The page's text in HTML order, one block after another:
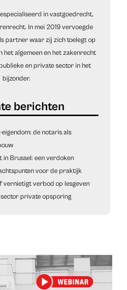
in vastgoedrecht,
In mei 2019 vervoegde
partner waar zij zich toelegt op
het algemeen en het zakenrecht
en private sector in het
bijzonder.
de notaris als
Brussel: een verdoken
voor de praktijk
vernietigt verbod op lesgeven
private opsporing